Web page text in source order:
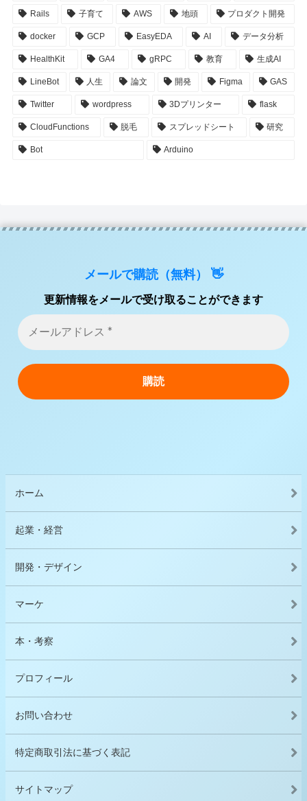
Rails 子育て AWS 地頭 プロダクト開発
docker GCP EasyEDA AI データ分析
HealthKit GA4 gRPC 教育 生成AI
LineBot 人生 論文 開発 Figma GAS
Twitter wordpress 3Dプリンター flask
CloudFunctions 脱毛 スプレッドシート 研究
Bot Arduino
メールで購読（無料） 👋
更新情報をメールで受け取ることができます
ホーム
起業・経営
開発・デザイン
マーケ
本・考察
プロフィール
お問い合わせ
特定商取引法に基づく表記
サイトマップ